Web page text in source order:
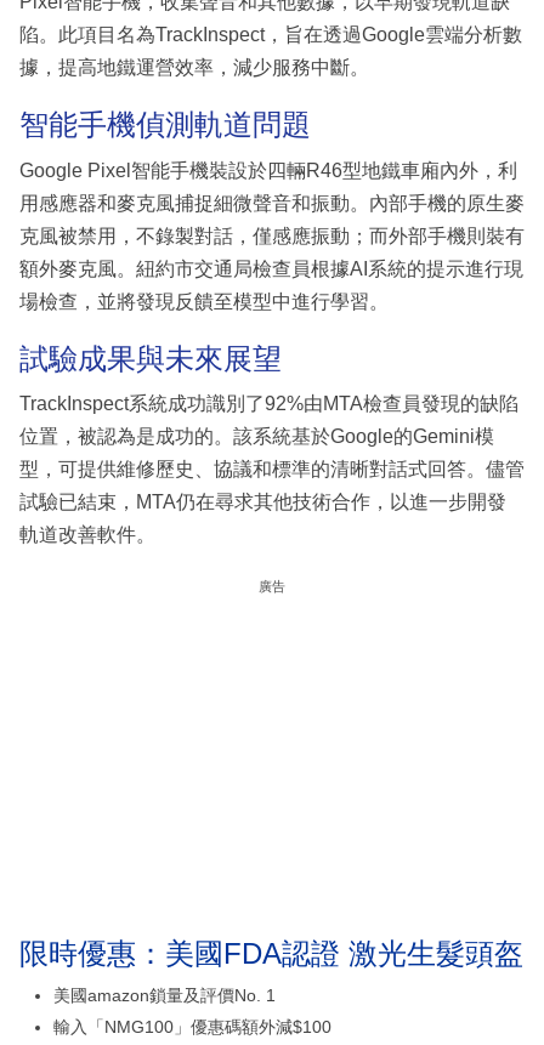
陷。此項目名為TrackInspect，旨在透過Google雲端分析數
據，提高地鐵運營效率，減少服務中斷。
智能手機偵測軌道問題
Google Pixel智能手機裝設於四輛R46型地鐵車廂內外，利
用感應器和麥克風捕捉細微聲音和振動。內部手機的原生麥
克風被禁用，不錄製對話，僅感應振動；而外部手機則裝有
額外麥克風。紐約市交通局檢查員根據AI系統的提示進行現
場檢查，並將發現反饋至模型中進行學習。
試驗成果與未來展望
TrackInspect系統成功識別了92%由MTA檢查員發現的缺陷
位置，被認為是成功的。該系統基於Google的Gemini模
型，可提供維修歷史、協議和標準的清晰對話式回答。儘管
試驗已結束，MTA仍在尋求其他技術合作，以進一步開發
軌道改善軟件。
廣告
限時優惠：美國FDA認證 激光生髮頭盔
美國amazon鎖量及評價No. 1
輸入「NMG100」優惠碼額外減$100